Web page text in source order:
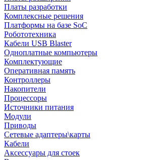
Платы разработки
Комплексные решения
Платформы на базе SoC
Робототехника
Кабели USB Blaster
Одноплатные компьютеры
Комплектующие
Оперативная память
Контроллеры
Накопители
Процессоры
Источники питания
Модули
Приводы
Сетевые адаптеры\карты
Кабели
Аксессуары для стоек